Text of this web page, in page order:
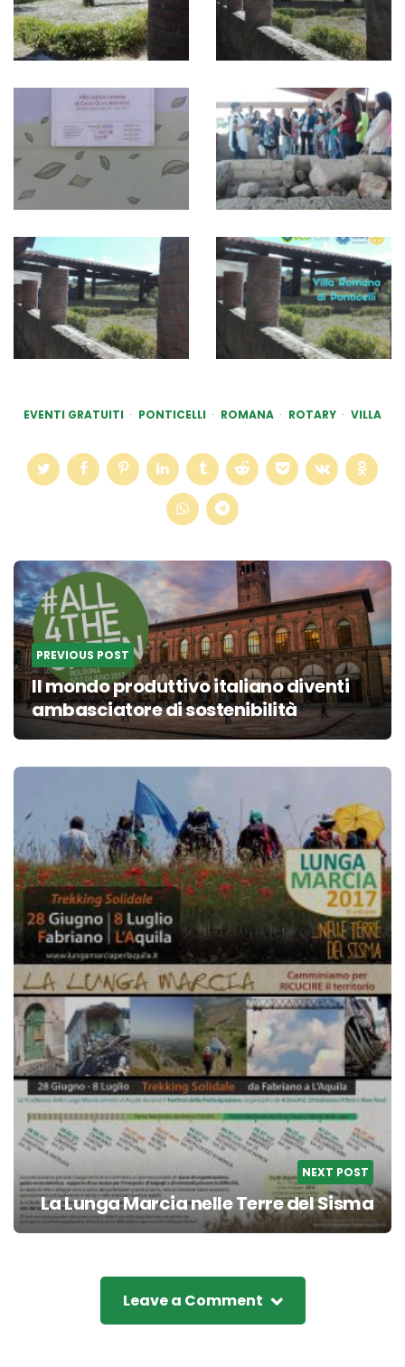
EVENTI GRATUITI PONTICELLI ROMANA ROTARY VILLA
Post
navigation
PREVIOUS POST
Il mondo produttivo italiano diventi
ambasciatore di sostenibilità
NEXT POST
La Lunga Marcia nelle Terre del Sisma
Leave a Comment